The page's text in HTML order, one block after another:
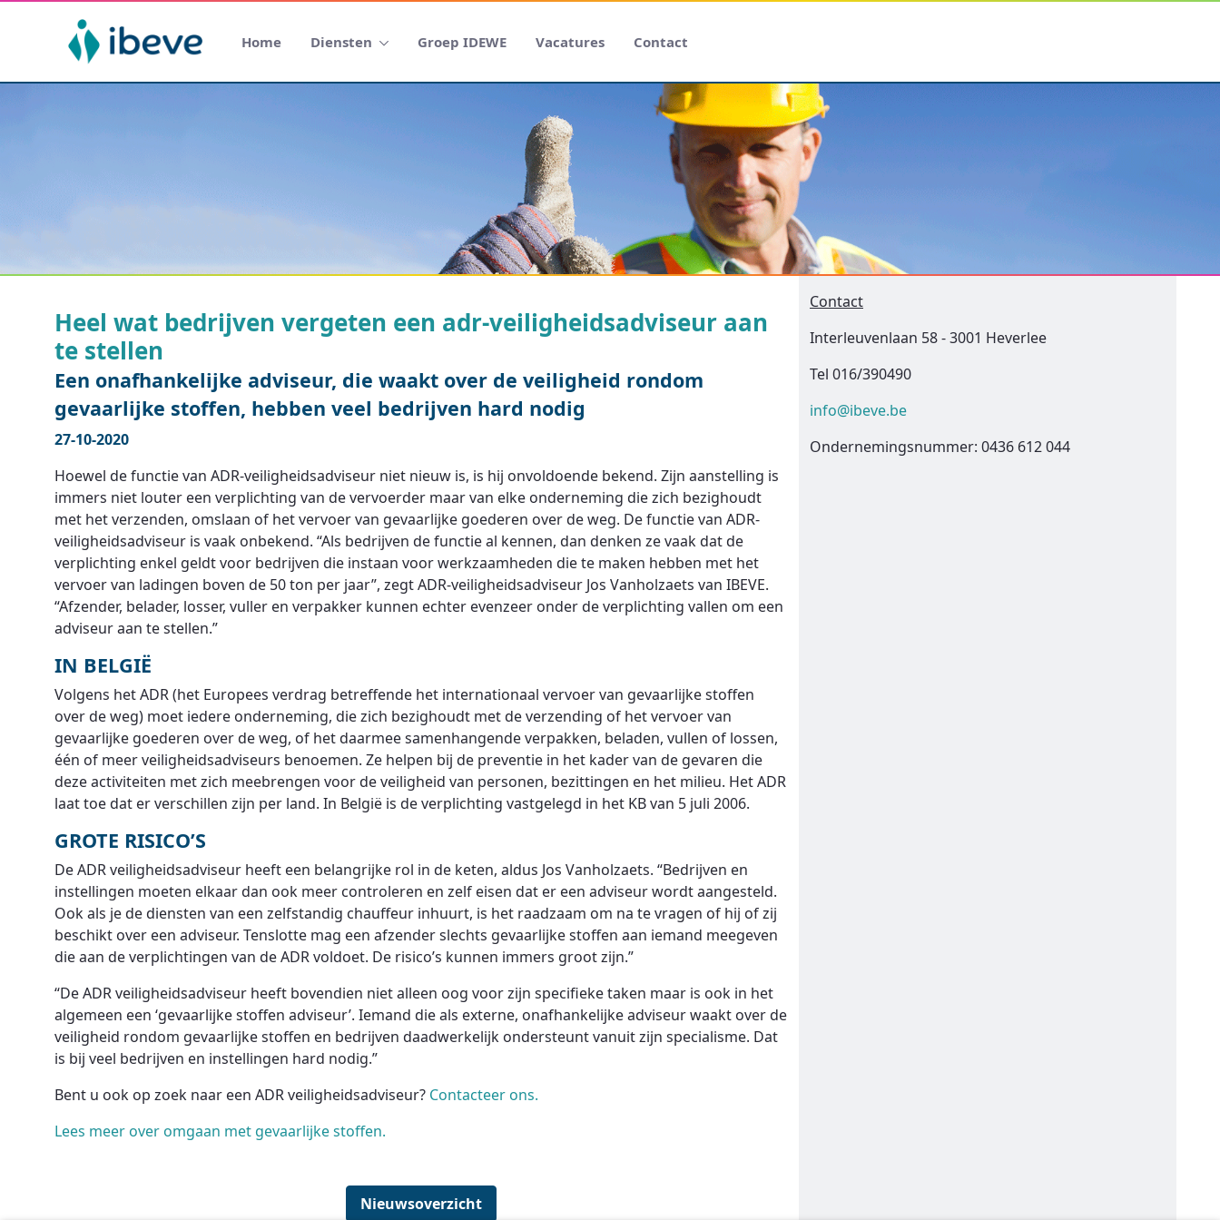
Home Diensten Groep IDEWE Vacatures Contact
Heel wat bedrijven vergeten een adr-veiligheidsadviseur aan
te stellen
Een onafhankelijke adviseur, die waakt over de veiligheid rondom
gevaarlijke stoffen, hebben veel bedrijven hard nodig
27-10-2020
Hoewel de functie van ADR-veiligheidsadviseur niet nieuw is, is hij onvoldoende bekend. Zijn aanstelling is
immers niet louter een verplichting van de vervoerder maar van elke onderneming die zich bezighoudt
met het verzenden, omslaan of het vervoer van gevaarlijke goederen over de weg. De functie van ADR-
veiligheidsadviseur is vaak onbekend. “Als bedrijven de functie al kennen, dan denken ze vaak dat de
verplichting enkel geldt voor bedrijven die instaan voor werkzaamheden die te maken hebben met het
vervoer van ladingen boven de 50 ton per jaar”, zegt ADR-veiligheidsadviseur Jos Vanholzaets van IBEVE.
“Afzender, belader, losser, vuller en verpakker kunnen echter evenzeer onder de verplichting vallen om een
adviseur aan te stellen.”
IN BELGIË
Volgens het ADR (het Europees verdrag betreffende het internationaal vervoer van gevaarlijke stoffen
over de weg) moet iedere onderneming, die zich bezighoudt met de verzending of het vervoer van
gevaarlijke goederen over de weg, of het daarmee samenhangende verpakken, beladen, vullen of lossen,
één of meer veiligheidsadviseurs benoemen. Ze helpen bij de preventie in het kader van de gevaren die
deze activiteiten met zich meebrengen voor de veiligheid van personen, bezittingen en het milieu. Het ADR
laat toe dat er verschillen zijn per land. In België is de verplichting vastgelegd in het KB van 5 juli 2006.
GROTE RISICO’S
De ADR veiligheidsadviseur heeft een belangrijke rol in de keten, aldus Jos Vanholzaets. “Bedrijven en
instellingen moeten elkaar dan ook meer controleren en zelf eisen dat er een adviseur wordt aangesteld.
Ook als je de diensten van een zelfstandig chauffeur inhuurt, is het raadzaam om na te vragen of hij of zij
beschikt over een adviseur. Tenslotte mag een afzender slechts gevaarlijke stoffen aan iemand meegeven
die aan de verplichtingen van de ADR voldoet. De risico’s kunnen immers groot zijn.”
“De ADR veiligheidsadviseur heeft bovendien niet alleen oog voor zijn specifieke taken maar is ook in het
algemeen een ‘gevaarlijke stoffen adviseur’. Iemand die als externe, onafhankelijke adviseur waakt over de
veiligheid rondom gevaarlijke stoffen en bedrijven daadwerkelijk ondersteunt vanuit zijn specialisme. Dat
is bij veel bedrijven en instellingen hard nodig.”
Bent u ook op zoek naar een ADR veiligheidsadviseur? Contacteer ons.
Lees meer over omgaan met gevaarlijke stoffen.
Nieuwsoverzicht
Contact
Interleuvenlaan 58 - 3001 Heverlee
Tel 016/390490
info@ibeve.be
Ondernemingsnummer: 0436 612 044